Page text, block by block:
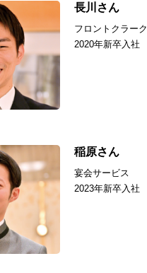
長川さん
フロントクラーク
2020年新卒入社
稲原さん
宴会サービス
2023年新卒入社